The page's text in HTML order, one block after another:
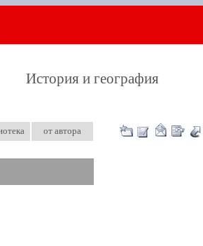
История и география
от автора